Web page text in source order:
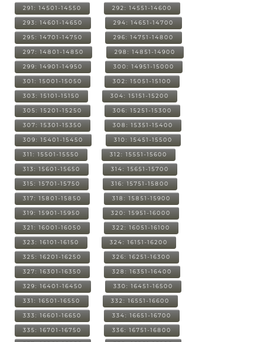
291: 14501-14550 292: 14551-14600
293: 14601-14650 294: 14651-14700
295: 14701-14750 296: 14751-14800
297: 14801-14850 298: 14851-14900
299: 14901-14950 300: 14951-15000
301: 15001-15050 302: 15051-15100
303: 15101-15150 304: 15151-15200
305: 15201-15250 306: 15251-15300
307: 15301-15350 308: 15351-15400
309: 15401-15450 310: 15451-15500
311: 15501-15550 312: 15551-15600
313: 15601-15650 314: 15651-15700
315: 15701-15750 316: 15751-15800
317: 15801-15850 318: 15851-15900
319: 15901-15950 320: 15951-16000
321: 16001-16050 322: 16051-16100
323: 16101-16150 324: 16151-16200
325: 16201-16250 326: 16251-16300
327: 16301-16350 328: 16351-16400
329: 16401-16450 330: 16451-16500
331: 16501-16550 332: 16551-16600
333: 16601-16650 334: 16651-16700
335: 16701-16750 336: 16751-16800